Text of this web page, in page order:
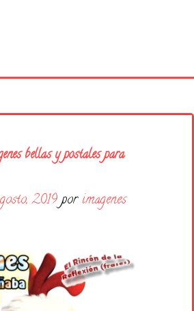
bellas y postales para
2019 por imagenes